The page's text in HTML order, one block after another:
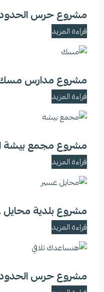
مشروع حرس الحدود
قراءة المزيد
مشروع مدارس مسك
قراءة المزيد
مشروع مجمع بيشة
قراءة المزيد
مشروع بلدية
قراءة المزيد
مشروع حرس